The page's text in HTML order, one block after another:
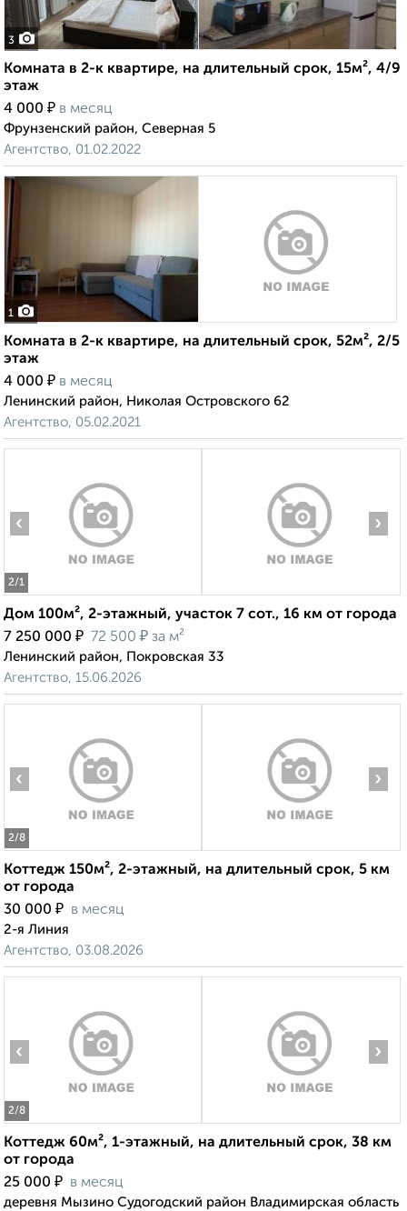
3
Комната в 2-к квартире, на длительный срок, 15м², 4/9
этаж
4 000 ₽ в месяц
Фрунзенский район, Северная 5
Агентство, 01.02.2022
1
Комната в 2-к квартире, на длительный срок, 52м², 2/5
этаж
4 000 ₽ в месяц
Ленинский район, Николая Островского 62
Агентство, 05.02.2021
2/1
‹ ›
Дом 100м², 2-этажный, участок 7 сот., 16 км от города
7 250 000 ₽ 72 500 ₽ за м²
Ленинский район, Покровская 33
Агентство, 15.06.2026
2/8
‹ ›
Коттедж 150м², 2-этажный, на длительный срок, 5 км
от города
30 000 ₽ в месяц
2-я Линия
Агентство, 03.08.2026
2/8
‹ ›
Коттедж 60м², 1-этажный, на длительный срок, 38 км
от города
25 000 ₽ в месяц
деревня Мызино Судогодский район Владимирская область